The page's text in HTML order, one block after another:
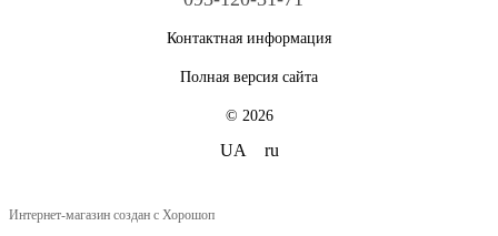
Контактная информация
Полная версия сайта
© 2026
UA ru
Интернет-магазин создан с Хорошоп